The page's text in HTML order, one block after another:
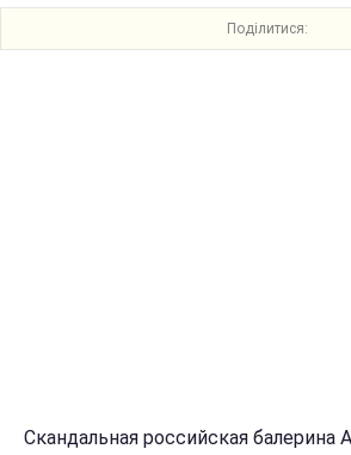
Поділитися:
Скандальная российская балерина